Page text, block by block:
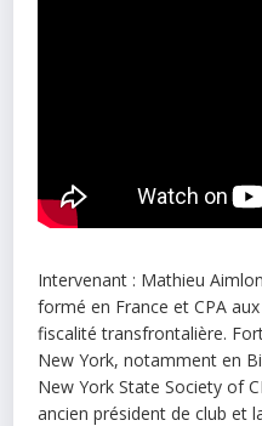
Intervenant : Mathieu
formé en France et CPA
fiscalité transfrontalière.
New York, notamment en
New York State Society of
ancien président de club et